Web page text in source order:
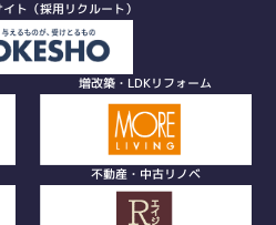
ト（採用リクルート）
増改築・LDKリフォーム
不動産・中古リノベ